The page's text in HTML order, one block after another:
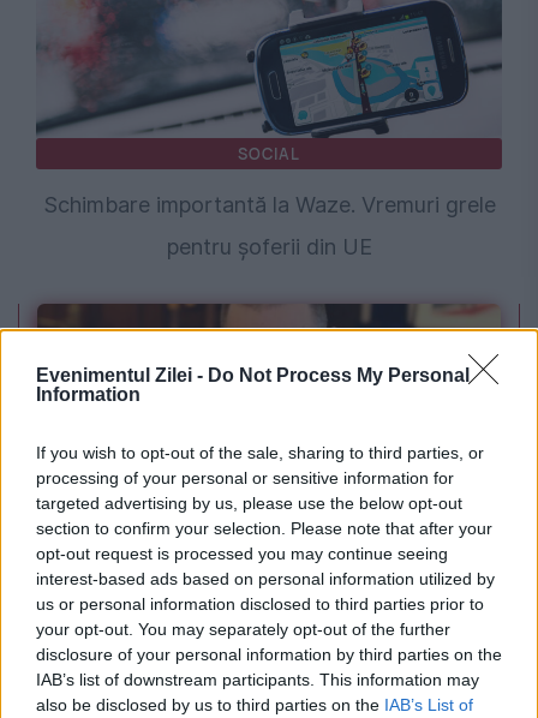
Evenimentul Zilei - Do Not Process My Personal
Information
If you wish to opt-out of the sale, sharing to third parties, or
processing of your personal or sensitive information for
targeted advertising by us, please use the below opt-out
section to confirm your selection. Please note that after your
opt-out request is processed you may continue seeing
interest-based ads based on personal information utilized by
us or personal information disclosed to third parties prior to
your opt-out. You may separately opt-out of the further
disclosure of your personal information by third parties on the
IAB’s list of downstream participants. This information may
also be disclosed by us to third parties on the IAB’s List of
SOCIAL
Schimbare importantă la Waze. Vremuri grele
pentru șoferii din UE
INTERNATIONAL
Mihai Fifor pune România față în față cu noua
realitate geopolitică: Bucureștiul a luat o
pauză de la a conta